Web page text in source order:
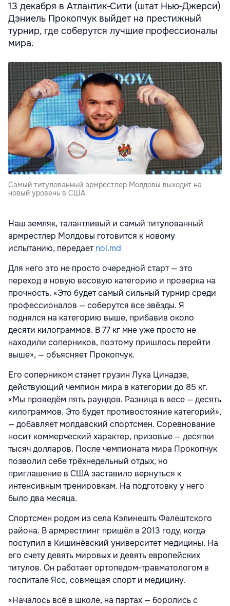
13 декабря в Атлантик‑Сити (штат Нью‑Джерси)
Дэниель Прокопчук выйдет на престижный
турнир, где соберутся лучшие профессионалы
мира.
Самый титулованный армрестлер Молдовы выходит на
новый уровень в США.
Наш земляк, талантливый и самый титулованный
армрестлер Молдовы готовится к новому
испытанию, передаетnoi.md
Для него это не просто очередной старт — это
переход в новую весовую категорию и проверка на
прочность. «Это будет самый сильный турнир среди
профессионалов — соберутся все звёзды. Я
поднялся на категорию выше, прибавив около
десяти килограммов. В 77 кг мне уже просто не
находили соперников, поэтому пришлось перейти
выше», — объясняет Прокопчук.
Его соперником станет грузин Лука Цинадзе,
действующий чемпион мира в категории до 85 кг.
«Мы проведём пять раундов. Разница в весе — десять
килограммов. Это будет противостояние категорий»,
— добавляет молдавский спортсмен. Соревнование
носит коммерческий характер, призовые — десятки
тысяч долларов. После чемпионата мира Прокопчук
позволил себе трёхнедельный отдых, но
приглашение в США заставило вернуться к
интенсивным тренировкам. На подготовку у него
было два месяца.
Спортсмен родом из села Кэлинешть Фалештского
района. В армрестлинг пришёл в 2013 году, когда
поступил в Кишинёвский университет медицины. На
его счету девять мировых и девять европейских
титулов. Он работает ортопедом‑травматологом в
госпитале Ясс, совмещая спорт и медицину.
«Началось всё в школе, на партах — боролись с